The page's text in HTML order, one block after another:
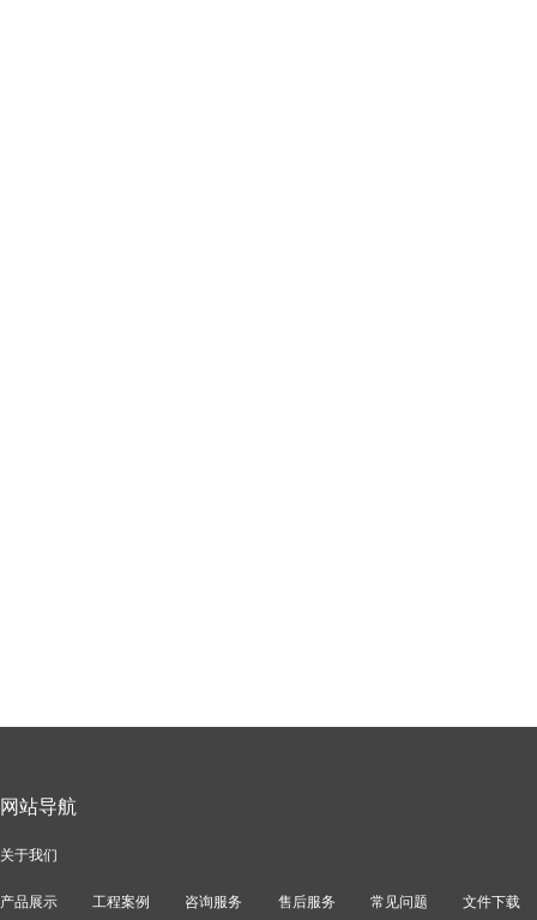
关于我们
工程案例
产品展示
网站导航
咨询服务 文件下载
售后服务 常见问题